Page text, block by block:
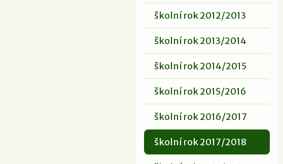
školní rok 2012/2013
školní rok 2013/2014
školní rok 2014/2015
školní rok 2015/2016
školní rok 2016/2017
školní rok 2017/2018